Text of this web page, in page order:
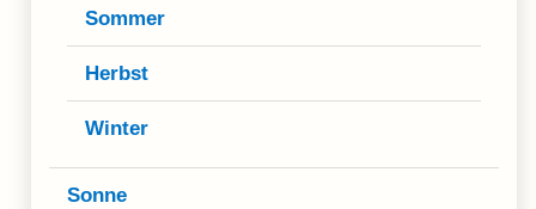
Sommer
Herbst
Winter
Sonne